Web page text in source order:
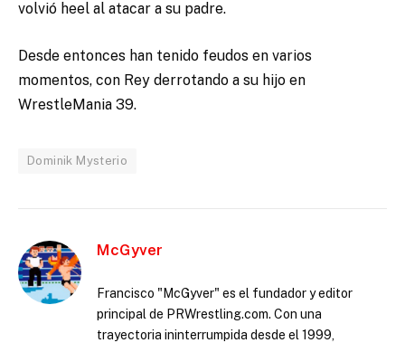
volvió heel al atacar a su padre.
Desde entonces han tenido feudos en varios
momentos, con Rey derrotando a su hijo en
WrestleMania 39.
Dominik Mysterio
McGyver
Francisco "McGyver" es el fundador y editor
principal de PRWrestling.com. Con una
trayectoria ininterrumpida desde el 1999,